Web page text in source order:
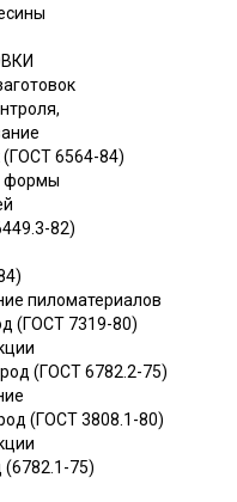
(ГОСТ 6564-84)
формы
82)
пиломатериалов
(ГОСТ 7319-80)
(ГОСТ 6782.2-75)
(ГОСТ 3808.1-80)
(6782.1-75)